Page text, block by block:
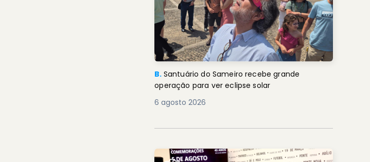
B. Santuário do Sameiro recebe grande
operação para ver eclipse solar
6 agosto 2026